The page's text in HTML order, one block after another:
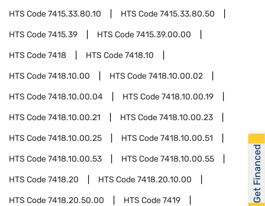
HTS Code7415.33.80.10 HTS Code7415.33.80.50
HTS Code7415.39 HTS Code7415.39.00.00
HTS Code7418 HTS Code7418.10
HTS Code7418.10.00 HTS Code7418.10.00.02
HTS Code7418.10.00.04 HTS Code7418.10.00.19
HTS Code7418.10.00.21 HTS Code7418.10.00.23
HTS Code7418.10.00.25 HTS Code7418.10.00.51
HTS Code7418.10.00.53 HTS Code7418.10.00.55
HTS Code7418.20 HTS Code7418.20.10.00
HTS Code7418.20.50.00 HTS Code7419 Get Financed